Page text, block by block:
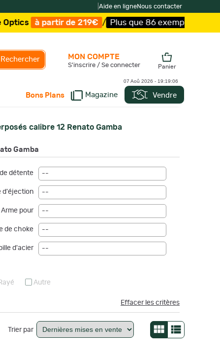
Aide en ligneNous contacter
à partir de 219€ / Plus que 86 exemplaires !
Rechercher
Bons Plans Magazine Vendre
MON COMPTE
S'inscrire / Se connecter Panier
07 Aoû 2026 - 19:19:07
calibre 12 Renato Gamba
Gamba
de détente --
d'éjection --
Arme pour --
de choke --
d'acier --
Autre
Effacer les critères
Trier par